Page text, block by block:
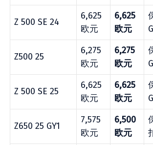
Z 500 SE 24
6,625
欧元
6,625
欧元
Z500 25
6,275
欧元
6,275
欧元
Z 500 SE 25
6,625
欧元
6,625
欧元
Z650 25 GY1
7,575
欧元
6,500
欧元